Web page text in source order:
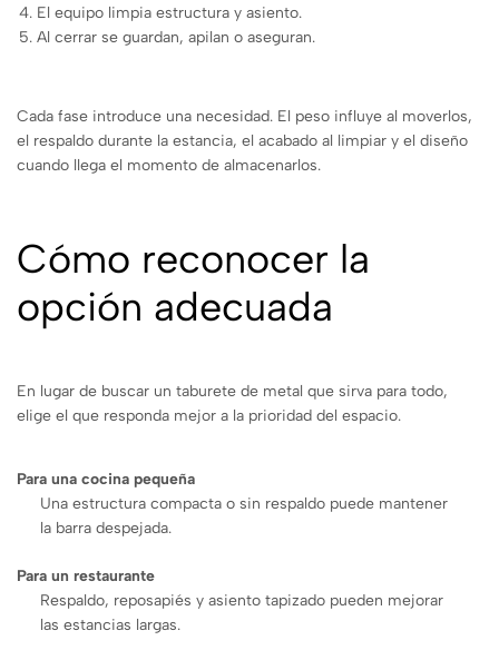
El equipo limpia estructura y asiento.
Al cerrar se guardan, apilan o aseguran.
Cada fase introduce una necesidad. El peso influye al moverlos,
el respaldo durante la estancia, el acabado al limpiar y el diseño
cuando llega el momento de almacenarlos.
Cómo reconocer la
opción adecuada
En lugar de buscar un taburete de metal que sirva para todo,
elige el que responda mejor a la prioridad del espacio.
Para una cocina pequeña
Una estructura compacta o sin respaldo puede mantener
la barra despejada.
Para un restaurante
Respaldo, reposapiés y asiento tapizado pueden mejorar
las estancias largas.